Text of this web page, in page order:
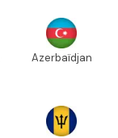
Azerbaïdjan